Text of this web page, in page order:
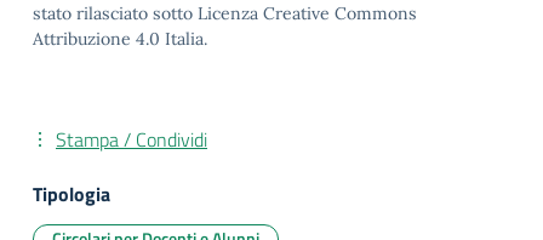
stato rilasciato sotto Licenza Creative Commons
Attribuzione 4.0 Italia.
Stampa / Condividi
Tipologia